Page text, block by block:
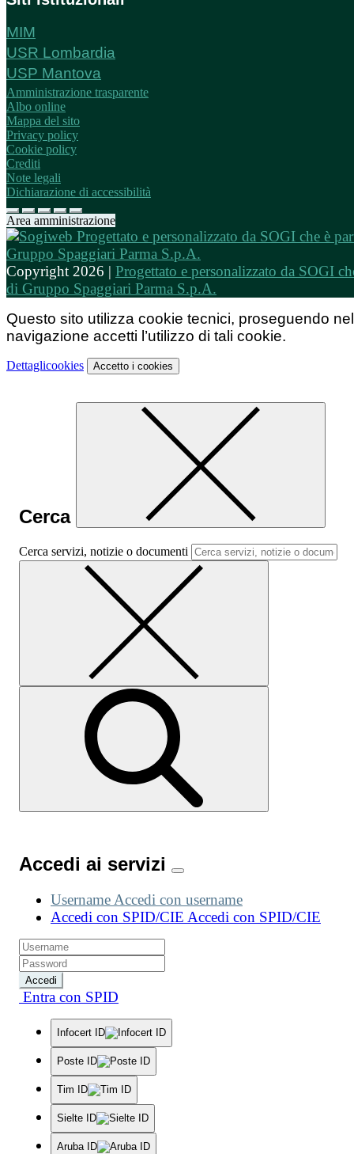
MIM
USR Lombardia
USP Mantova
Amministrazione trasparente
Albo online
Mappa del sito
Privacy policy
Cookie policy
Crediti
Note legali
Dichiarazione di accessibilità
Area amministrazione
Copyright 2026 | Progettato e personalizzato da SOGI
di Gruppo Spaggiari Parma S.p.A.
Questo sito utilizza cookie tecnici, proseguendo
navigazione accetti l’utilizzo di tali cookie.
Dettaglicookies Accetto i cookies
Cerca
Cerca servizi, notizie o documenti
Accedi ai servizi
Username Accedi con username
Accedi con SPID/CIE Accedi con SPID/CIE
Accedi
Entra con SPID
Infocert ID
Poste ID
Tim ID
Sielte ID
Aruba ID